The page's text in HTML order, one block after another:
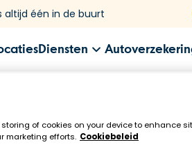
altijd één in de buurt
Diensten
storing of cookies on your device to enhance
marketing efforts. Cookiebeleid